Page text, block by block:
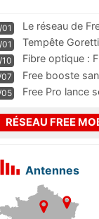
Le réseau de
m
Tempête
Fibre optique :
pass
Free booste
Free Pro lance
RÉSEAU FREE
Antennes